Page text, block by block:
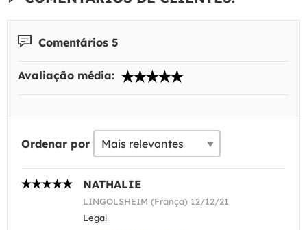
Comentários 5
Avaliação média:
Ordenar por
NATHALIE
LINGOLSHEIM (França) 12/12/21
Legal